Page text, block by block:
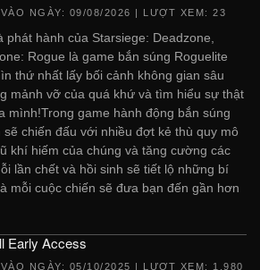
NGÀY: 09/08/2026 | LƯỢT XEM: 23
phát hành của Starsiege: Deadzone,
Rogue là game bắn súng Roguelite
thứ nhất lấy bối cảnh không gian sâu
mảnh vỡ của quá khứ và tìm hiểu sự thật
mình!Trong game hành động bắn súng
sẽ chiến đấu với nhiều đợt kẻ thù quy mô
khí hiếm của chúng và tăng cường các
lần chết và hồi sinh sẽ tiết lộ những bí
mỗi cuộc chiến sẽ đưa bạn đến gần hơn
Early Access
NGÀY: 05/10/2025 | LƯỢT XEM: 1,980